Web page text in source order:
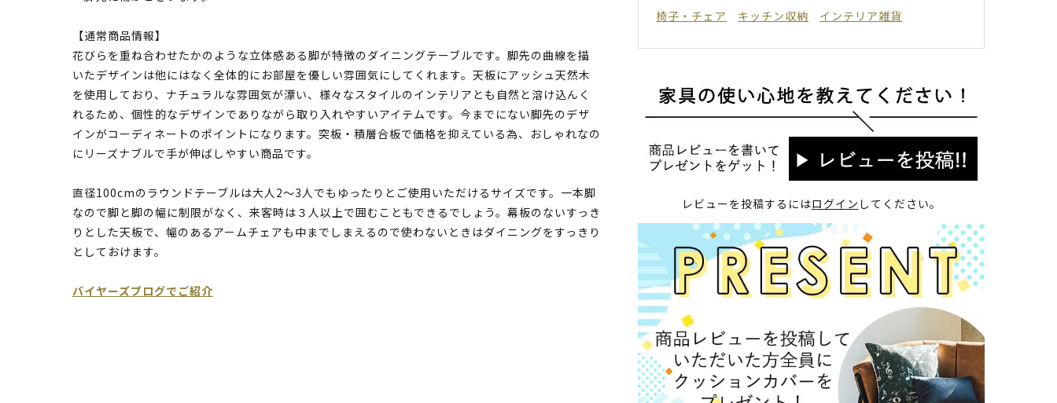
【通常商品情報】
花びらを重ね合わせたかのような立体感ある脚が特徴のダイニングテーブルです。脚先の曲線を描
いたデザインは他にはなく全体的にお部屋を優しい雰囲気にしてくれます。天板にアッシュ天然木
を使用しており、ナチュラルな雰囲気が漂い、様々なスタイルのインテリアとも自然と溶け込んく
れるため、個性的なデザインでありながら取り入れやすいアイテムです。今までにない脚先のデザ
インがコーディネートのポイントになります。突板・積層合板で価格を抑えている為、おしゃれなの
にリーズナブルで手が伸ばしやすい商品です。
直径100cmのラウンドテーブルは大人2～3人でもゆったりとご使用いただけるサイズです。一本脚
なので脚と脚の幅に制限がなく、来客時は３人以上で囲むこともできるでしょう。幕板のないすっき
りとした天板で、幅のあるアームチェアも中までしまえるので使わないときはダイニングをすっきり
としておけます。
バイヤーズブログでご紹介
椅子・チェア
キッチン収納 インテリア雑貨
レビューを投稿するにはログイン してください。